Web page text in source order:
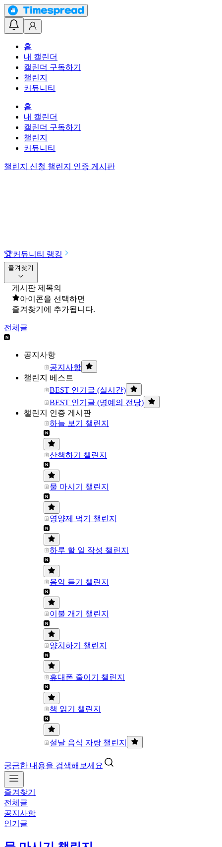
홈
내 캘린더
캘린더 구독하기
챌린지
커뮤니티
홈
내 캘린더
캘린더 구독하기
챌린지
커뮤니티
챌린지 신청 챌린지 인증 게시판
🏆커뮤니티 랭킹
즐겨찾기
게시판 제목의
아이콘을 선택하면
즐겨찾기에 추가됩니다.
전체글
공지사항
공지사항
챌린지 베스트
BEST 인기글 (실시간)
BEST 인기글 (명예의 전당)
챌린지 인증 게시판
하늘 보기 챌린지
산책하기 챌린지
물 마시기 챌린지
영양제 먹기 챌린지
하루 할 일 작성 챌린지
음악 듣기 챌린지
이불 개기 챌린지
양치하기 챌린지
휴대폰 줄이기 챌린지
책 읽기 챌린지
설날 음식 자랑 챌린지
궁금한 내용을 검색해보세요
즐겨찾기
전체글
공지사항
인기글